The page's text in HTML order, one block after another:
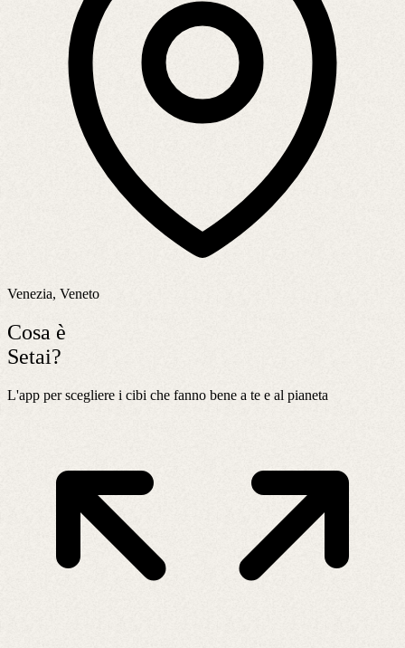
Venezia, Veneto
Cosa è
Setai?
L'app per scegliere i cibi che fanno bene a te e al pianeta